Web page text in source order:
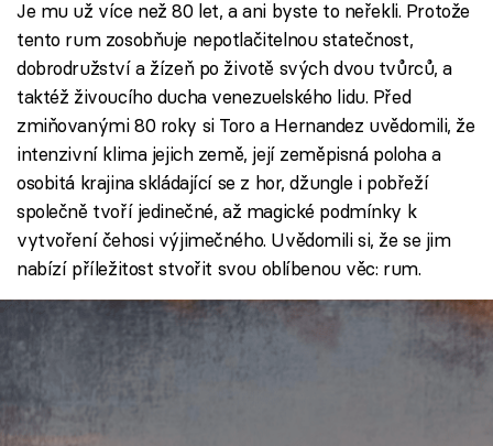
Je mu už více než 80 let, a ani byste to neřekli. Protože
tento rum zosobňuje nepotlačitelnou statečnost,
dobrodružství a žízeň po životě svých dvou tvůrců, a
taktéž živoucího ducha venezuelského lidu. Před
zmiňovanými 80 roky si Toro a Hernandez uvědomili, že
intenzivní klima jejich země, její zeměpisná poloha a
osobitá krajina skládající se z hor, džungle i pobřeží
společně tvoří jedinečné, až magické podmínky k
vytvoření čehosi výjimečného. Uvědomili si, že se jim
nabízí příležitost stvořit svou oblíbenou věc: rum.